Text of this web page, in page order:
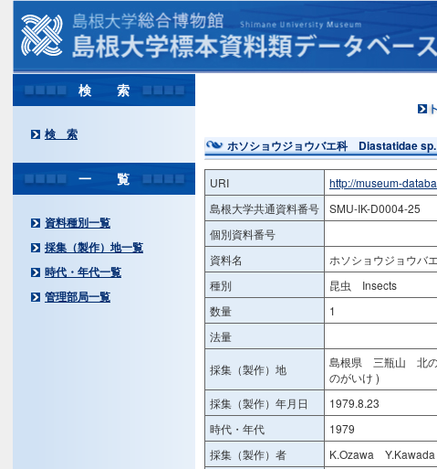
検 索
検 索
一 覧
資料種別一覧
採集（製作）地一覧
時代・年代一覧
管理部局一覧
ホソショウジョウバエ科 Diastatidae sp.
URI
http://museum-
島根大学共通資料番号
SMU-IK-D0004-25
個別資料番号
資料名
ホソショウジョウバ
種別
昆虫 Insects
数量
1
法量
採集（製作）地
島根県 三瓶山 北
のがいけ )
採集（製作）年月日
1979.8.23
時代・年代
1979
採集（製作）者
K.Ozawa Y.Kawada